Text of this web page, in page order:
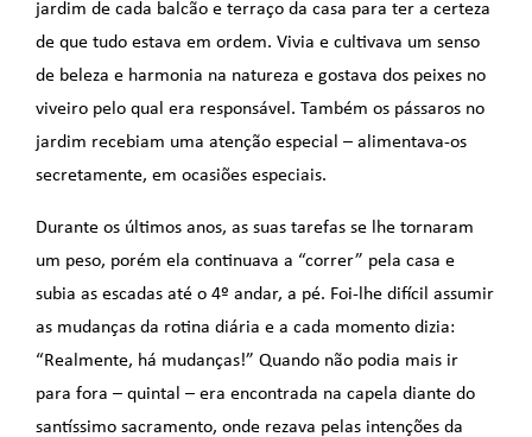
jardim de cada balcão e terraço da casa para ter a certeza
de que tudo estava em ordem. Vivia e cultivava um senso
de beleza e harmonia na natureza e gostava dos peixes no
viveiro pelo qual era responsável. Também os pássaros no
jardim recebiam uma atenção especial – alimentava-os
secretamente, em ocasiões especiais.
Durante os últimos anos, as suas tarefas se lhe tornaram
um peso, porém ela continuava a “correr” pela casa e
subia as escadas até o 4º andar, a pé. Foi-lhe difícil assumir
as mudanças da rotina diária e a cada momento dizia:
“Realmente, há mudanças!” Quando não podia mais ir
para fora – quintal – era encontrada na capela diante do
santíssimo sacramento, onde rezava pelas intenções da